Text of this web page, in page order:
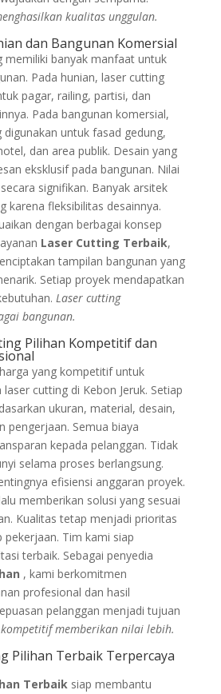
kualitas unggulan.
dan Bangunan Komersial
memiliki banyak manfaat untuk
Pada hunian, laser cutting
pagar, railing, partisi, dan
Pada bangunan komersial,
untuk fasad gedung,
dan area publik. Desain yang
eksklusif pada bangunan. Nilai
signifikan. Banyak arsitek
karena fleksibilitas desainnya.
dengan berbagai konsep
Laser Cutting Terbaik,
tampilan bangunan yang
Setiap proyek mendapatkan
Laser cutting
bangunan.
Pilihan Kompetitif dan
yang kompetitif untuk
cutting di Kebon Jeruk. Setiap
ukuran, material, desain,
pengerjaan. Semua biaya
kepada pelanggan. Tidak
selama proses berlangsung.
efisiensi anggaran proyek.
memberikan solusi yang sesuai
Kualitas tetap menjadi prioritas
Tim kami siap
terbaik. Sebagai penyedia
, kami berkomitmen
profesional dan hasil
pelanggan menjadi tujuan
memberikan nilai lebih.
Pilihan Terbaik Terpercaya
Terbaiksiap membantu